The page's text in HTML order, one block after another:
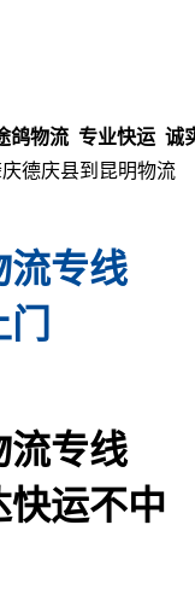
专业快运 诚实守
德庆县到昆明物流
流专线
流专线
运不中